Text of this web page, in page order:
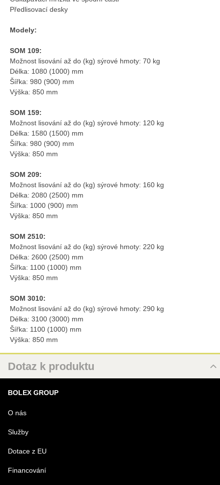
Předlisovací desky
Modely:
SOM 109:
Možnost lisování až do (kg) sýrové hmoty: 70 kg
Délka: 1080 (1000) mm
Šířka: 980 (900) mm
Výška: 850 mm
SOM 159:
Možnost lisování až do (kg) sýrové hmoty: 120 kg
Délka: 1580 (1500) mm
Šířka: 980 (900) mm
Výška: 850 mm
SOM 209:
Možnost lisování až do (kg) sýrové hmoty: 160 kg
Délka: 2080 (2500) mm
Šířka: 1000 (900) mm
Výška: 850 mm
SOM 2510:
Možnost lisování až do (kg) sýrové hmoty: 220 kg
Délka: 2600 (2500) mm
Šířka: 1100 (1000) mm
Výška: 850 mm
SOM 3010:
Možnost lisování až do (kg) sýrové hmoty: 290 kg
Délka: 3100 (3000) mm
Šířka: 1100 (1000) mm
Výška: 850 mm
Dotaz k produktu
URL
PRODUKT
MENO
BOLEX GROUP
O nás
Služby
Dotace z EU
Financování